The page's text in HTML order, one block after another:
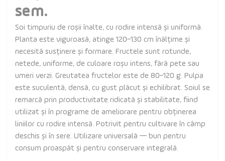
sem.
Soi timpuriu de roșii înalte, cu rodire intensă și uniformă.
Planta este viguroasă, atinge 120–130 cm înălțime și
necesită susținere și formare. Fructele sunt rotunde,
netede, uniforme, de culoare roșu intens, fără pete sau
umeri verzi. Greutatea fructelor este de 80–120 g. Pulpa
este suculentă, densă, cu gust plăcut și echilibrat. Soiul se
remarcă prin productivitate ridicată și stabilitate, fiind
utilizat și în programe de ameliorare pentru obținerea
liniilor cu rodire intensă. Potrivit pentru cultivare în câmp
deschis și în sere. Utilizare universală — bun pentru
consum proaspăt și pentru conservare integrală.